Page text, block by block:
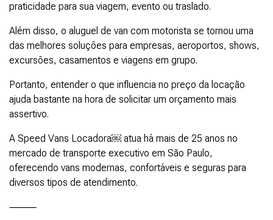
praticidade para sua viagem, evento ou traslado.
Além disso, o aluguel de van com motorista se tornou uma
das melhores soluções para empresas, aeroportos, shows,
excursões, casamentos e viagens em grupo.
Portanto, entender o que influencia no preço da locação
ajuda bastante na hora de solicitar um orçamento mais
assertivo.
A Speed Vans Locadora￼ atua há mais de 25 anos no
mercado de transporte executivo em São Paulo,
oferecendo vans modernas, confortáveis e seguras para
diversos tipos de atendimento.
⸻